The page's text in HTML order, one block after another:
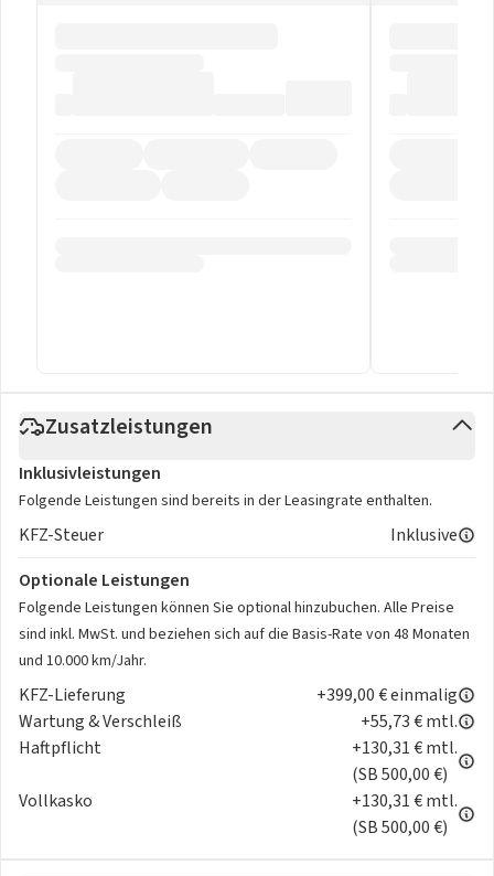
Zusatzleistungen
Inklusivleistungen
Folgende Leistungen sind bereits in der Leasingrate enthalten.
KFZ-Steuer
Inklusive
Optionale Leistungen
Folgende Leistungen können Sie optional hinzubuchen. Alle Preise
sind inkl. MwSt. und beziehen sich auf die Basis-Rate von 48 Monaten
und 10.000 km/Jahr.
KFZ-Lieferung
+399,00 € einmalig
Wartung & Verschleiß
+55,73 € mtl.
Haftpflicht
+130,31 € mtl.
(SB 500,00 €)
Vollkasko
+130,31 € mtl.
(SB 500,00 €)